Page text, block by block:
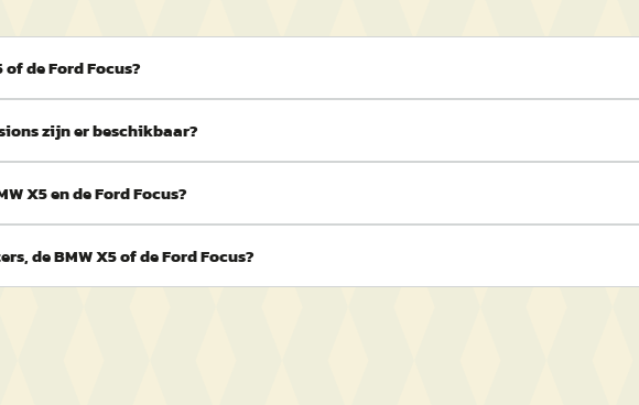
of de Ford Focus?
zijn er beschikbaar?
X5 en de Ford Focus?
de BMW X5 of de Ford Focus?